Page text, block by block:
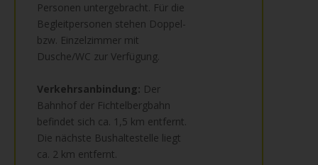
Personen untergebracht. Für die
Begleitpersonen stehen Doppel-
bzw. Einzelzimmer mit
Dusche/WC zur Verfügung.
Verkehrsanbindung: Der
Bahnhof der Fichtelbergbahn
befindet sich ca. 1,5 km entfernt.
Die nächste Bushaltestelle liegt
ca. 2 km entfernt.